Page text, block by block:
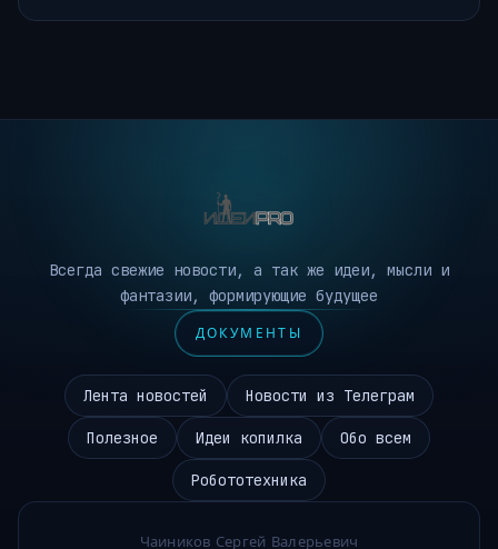
Всегда свежие новости, а так же идеи, мысли и
фантазии, формирующие будущее
ДОКУМЕНТЫ
Лента новостей Новости из Телеграм
Полезное Идеи копилка Обо всем
Робототехника
Чаиников Сергей Валерьевич